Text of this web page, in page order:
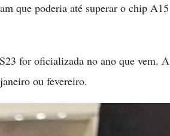
que poderia até superar o chip A15
for oficializada no ano que vem. A
ou fevereiro.